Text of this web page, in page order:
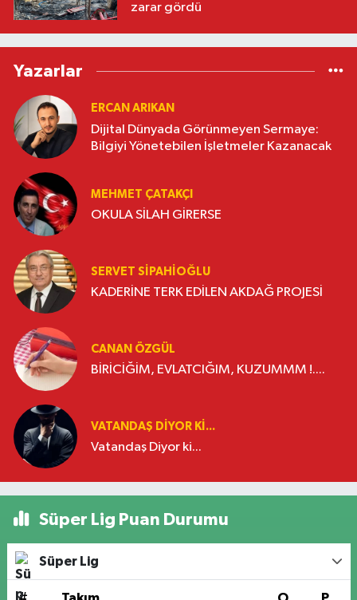
zarar gördü
Yazarlar
ERCAN ARIKAN
Dijital Dünyada Görünmeyen Sermaye:
Bilgiyi Yönetebilen İşletmeler Kazanacak
MEHMET ÇATAKÇI
OKULA SİLAH GİRERSE
SERVET SİPAHİOĞLU
KADERİNE TERK EDİLEN AKDAĞ PROJESİ
CANAN ÖZGÜL
BİRİCİĞİM, EVLATCIĞIM, KUZUMMM !....
VATANDAŞ DIYOR KI...
Vatandaş Diyor ki...
Süper Lig Puan Durumu
Süper Lig